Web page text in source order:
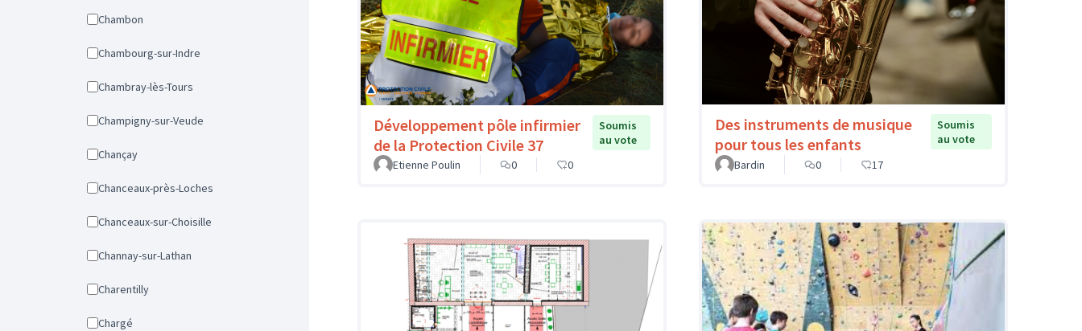
Chambon
Chambourg-sur-Indre
Chambray-lès-Tours
Champigny-sur-Veude
Chançay
Chanceaux-près-Loches
Chanceaux-sur-Choisille
Channay-sur-Lathan
Charentilly
Chargé
Développement pôle infirmier
de la Protection Civile 37
Soumis
au vote
Etienne Poulin
0 0
Des instruments de musique
pour tous les enfants
Soumis
au vote
Bardin
0 17